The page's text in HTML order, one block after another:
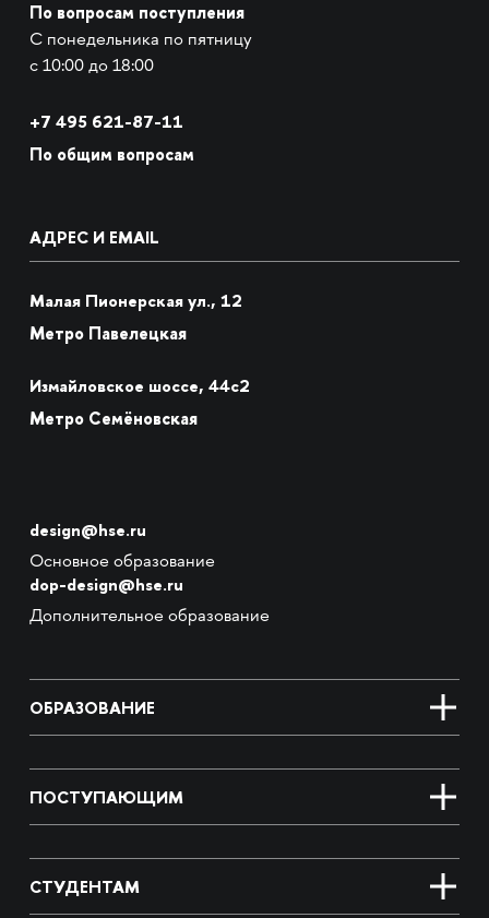
По вопросам поступления
С понедельника по пятницу
с 10:00 до 18:00
+7 495 621-87-11
По общим вопросам
АДРЕС И EMAIL
Малая Пионерская ул., 12
Метро Павелецкая
Измайловское шоссе, 44с2
Метро Семёновская
design@hse.ru
Основное образование
dop-design@hse.ru
Дополнительное образование
ОБРАЗОВАНИЕ
ПОСТУПАЮЩИМ
СТУДЕНТАМ